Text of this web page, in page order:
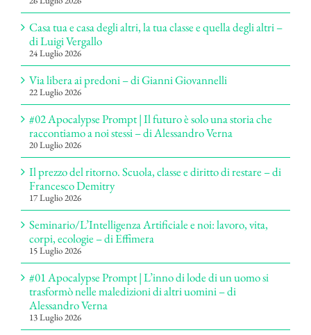
Casa tua e casa degli altri, la tua classe e quella degli altri –
di Luigi Vergallo
24 Luglio 2026
Via libera ai predoni – di Gianni Giovannelli
22 Luglio 2026
#02 Apocalypse Prompt | Il futuro è solo una storia che
raccontiamo a noi stessi – di Alessandro Verna
20 Luglio 2026
Il prezzo del ritorno. Scuola, classe e diritto di restare – di
Francesco Demitry
17 Luglio 2026
Seminario/L’Intelligenza Artificiale e noi: lavoro, vita,
corpi, ecologie – di Effimera
15 Luglio 2026
#01 Apocalypse Prompt | L’inno di lode di un uomo si
trasformò nelle maledizioni di altri uomini – di
Alessandro Verna
13 Luglio 2026